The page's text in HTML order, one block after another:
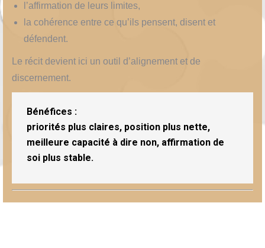
l’affirmation de leurs limites,
la cohérence entre ce qu’ils pensent, disent et
défendent.
Le récit devient ici un outil d’alignement et de
discernement.
Bénéfices :
priorités plus claires, position plus nette,
meilleure capacité à dire non, affirmation de
soi plus stable.